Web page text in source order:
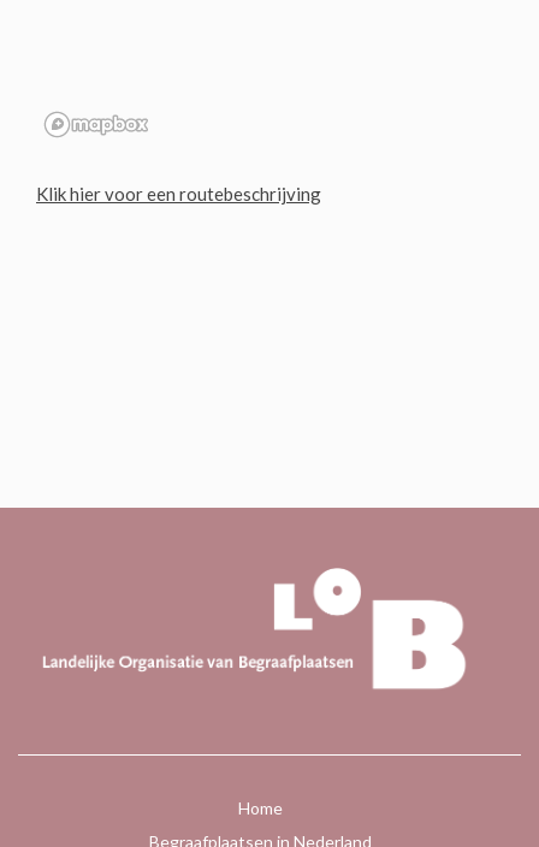
Klik hier voor een routebeschrijving
Home
Begraafplaatsen in Nederland